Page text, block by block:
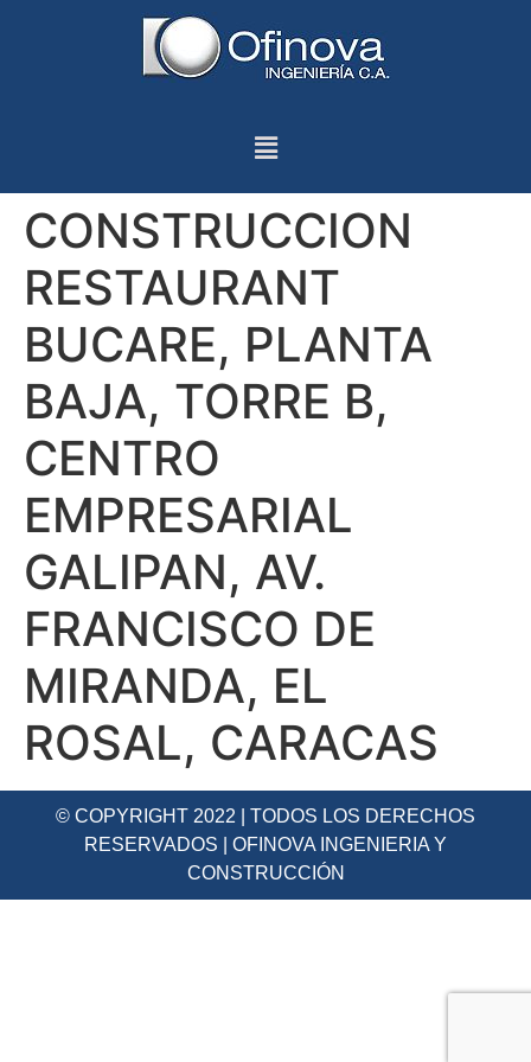
CONSTRUCCION
RESTAURANT
BUCARE, PLANTA
BAJA, TORRE B,
CENTRO
EMPRESARIAL
GALIPAN, AV.
FRANCISCO DE
MIRANDA, EL
ROSAL, CARACAS
© COPYRIGHT 2022 | TODOS LOS DERECHOS
RESERVADOS | OFINOVA INGENIERIA Y
CONSTRUCCIÓN